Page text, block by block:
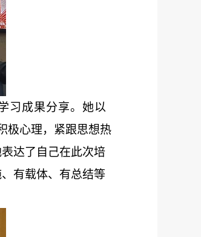
习成果分享。她以
极心理， 紧跟思想热
达了自己在此次培
有载体、有总结等